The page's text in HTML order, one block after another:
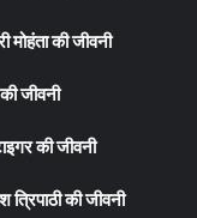
की जीवनी
जीवनी
की जीवनी
की जीवनी